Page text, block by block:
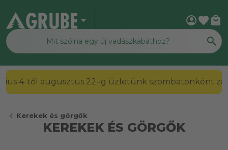
arrow_drop_down account_circlefavorite local_mall
2026. július 4-től augusztus 22-ig üzletünk
chevron_left Kerekek és görgők
KEREKEK ÉS GÖRGŐK